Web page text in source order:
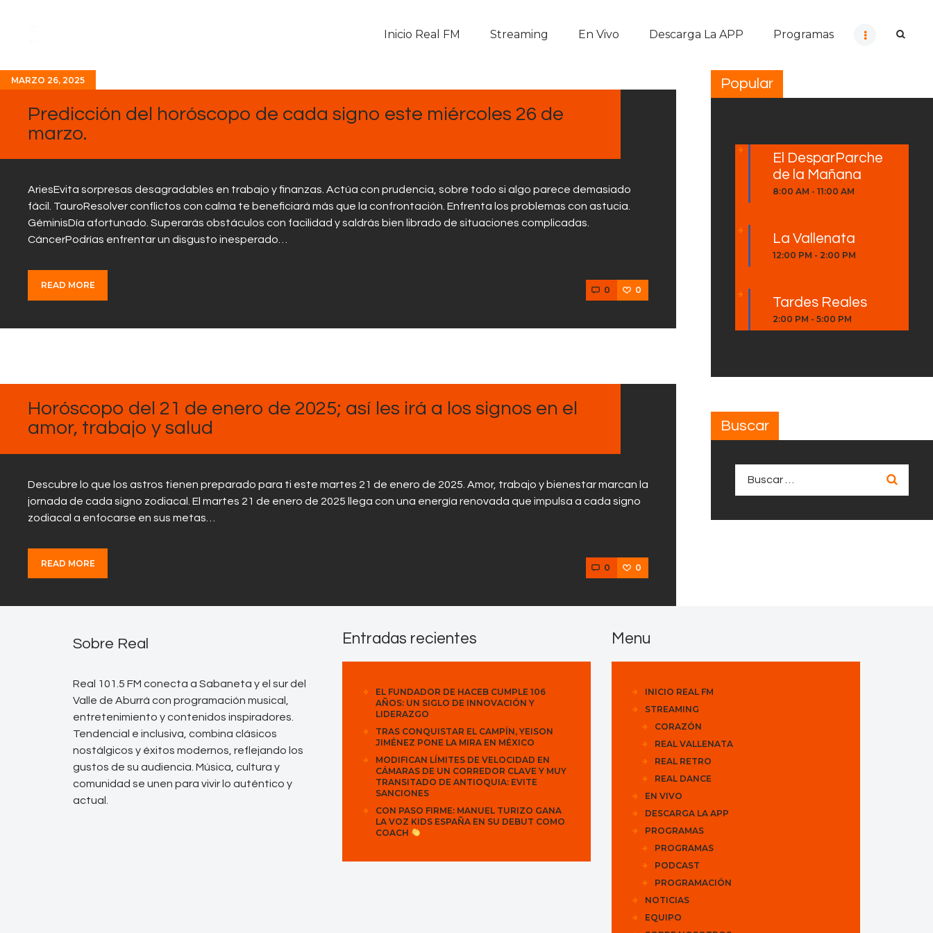
Inicio Real FM Streaming En Vivo Descarga La APP Programas
En Vivo
Descarga La APP
Noticias
MARZO 26, 2025
Predicción del horóscopo de cada signo este miércoles 26 de
marzo.
AriesEvita sorpresas desagradables en trabajo y finanzas. Actúa con prudencia, sobre todo si algo parece demasiado
fácil. TauroResolver conflictos con calma te beneficiará más que la confrontación. Enfrenta los problemas con astucia.
GéminisDía afortunado. Superarás obstáculos con facilidad y saldrás bien librado de situaciones complicadas.
CáncerPodrías enfrentar un disgusto inesperado…
READ MORE 0 0
Horóscopo del 21 de enero de 2025; así les irá a los signos en el
amor, trabajo y salud
Descubre lo que los astros tienen preparado para ti este martes 21 de enero de 2025. Amor, trabajo y bienestar marcan la
jornada de cada signo zodiacal. El martes 21 de enero de 2025 llega con una energía renovada que impulsa a cada signo
zodiacal a enfocarse en sus metas…
READ MORE 0 0
Popular
El DesparParche
de la Mañana
8:00 AM -11:00 AM
La Vallenata
12:00 PM - 2:00 PM
Tardes Reales
2:00 PM -5:00 PM
Buscar
Sobre Real
Real 101.5 FM conecta a Sabaneta y el sur del
Valle de Aburrá con programación musical,
entretenimiento y contenidos inspiradores.
Tendencial e inclusiva, combina clásicos
nostálgicos y éxitos modernos, reflejando los
gustos de su audiencia. Música, cultura y
comunidad se unen para vivir lo auténtico y
actual.
Entradas recientes
EL FUNDADOR DE HACEB CUMPLE 106
AÑOS: UN SIGLO DE INNOVACIÓN Y
LIDERAZGO
TRAS CONQUISTAR EL CAMPÍN, YEISON
JIMÉNEZ PONE LA MIRA EN MÉXICO
MODIFICAN LÍMITES DE VELOCIDAD EN
CÁMARAS DE UN CORREDOR CLAVE Y MUY
TRANSITADO DE ANTIOQUIA: EVITE
SANCIONES
CON PASO FIRME: MANUEL TURIZO GANA
LA VOZ KIDS ESPAÑA EN SU DEBUT COMO
COACH
Menu
INICIO REAL FM
STREAMING
CORAZÓN
REAL VALLENATA
REAL RETRO
REAL DANCE
EN VIVO
DESCARGA LA APP
PROGRAMAS
PROGRAMAS
PODCAST
PROGRAMACIÓN
NOTICIAS
EQUIPO